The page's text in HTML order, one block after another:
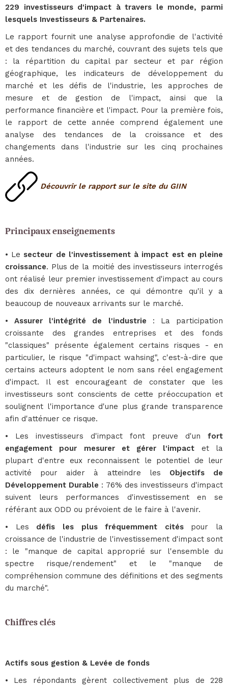
229 investisseurs d'impact à travers le monde, parmi
lesquels Investisseurs & Partenaires.
Le rapport fournit une analyse approfondie de l'activité
et des tendances du marché, couvrant des sujets tels que
: la répartition du capital par secteur et par région
géographique, les indicateurs de développement du
marché et les défis de l'industrie, les approches de
mesure et de gestion de l'impact, ainsi que la
performance financière et l'impact. Pour la première fois,
le rapport de cette année comprend également une
analyse des tendances de la croissance et des
changements dans l'industrie sur les cinq prochaines
années.
Découvrir le rapport sur le site du GIIN
Principaux enseignements
• Le secteur de l'investissement à impact est en pleine
croissance. Plus de la moitié des investisseurs interrogés
ont réalisé leur premier investissement d'impact au cours
des dix dernières années, ce qui démontre qu'il y a
beaucoup de nouveaux arrivants sur le marché.
•Assurer l'intégrité de l'industrie : La participation
croissante des grandes entreprises et des fonds
"classiques" présente également certains risques - en
particulier, le risque "d'impact wahsing", c'est-à-dire que
certains acteurs adoptent le nom sans réel engagement
d'impact. Il est encourageant de constater que les
investisseurs sont conscients de cette préoccupation et
soulignent l'importance d'une plus grande transparence
afin d'atténuer ce risque.
• Les investisseurs d'impact font preuve d'un fort
engagement pour mesurer et gérer l'impact et la
plupart d'entre eux reconnaissent le potentiel de leur
activité pour aider à atteindre les Objectifs de
Développement Durable : 76% des investisseurs d'impact
suivent leurs performances d'investissement en se
référant aux ODD ou prévoient de le faire à l'avenir.
• Les défis les plus fréquemment citéspour la
croissance de l'industrie de l'investissement d'impact sont
: le "manque de capital approprié sur l'ensemble du
spectre risque/rendement" et le "manque de
compréhension commune des définitions et des segments
du marché".
Chiffres clés
Actifs sous gestion & Levée de fonds
• Les répondants gèrent collectivement plus de 228